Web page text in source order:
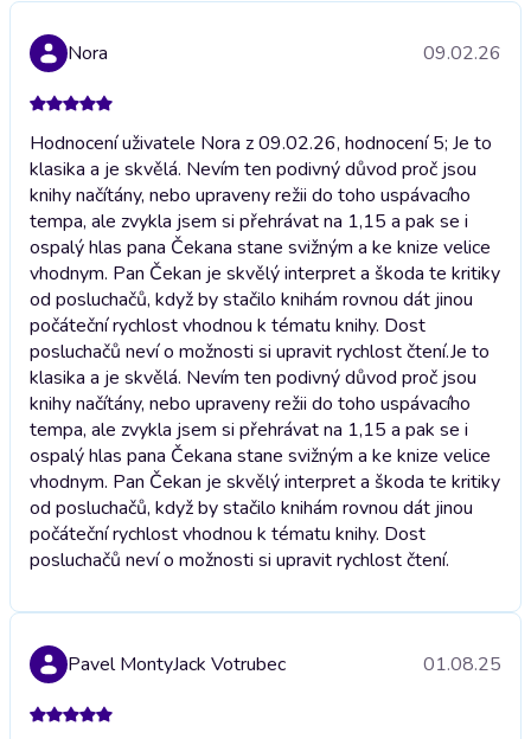
Nora 09.02.26
Hodnocení uživatele Nora z 09.02.26, hodnocení 5; Je to
klasika a je skvělá. Nevím ten podivný důvod proč jsou
knihy načítány, nebo upraveny režii do toho uspávacího
tempa, ale zvykla jsem si přehrávat na 1,15 a pak se i
ospalý hlas pana Čekana stane svižným a ke knize velice
vhodnym. Pan Čekan je skvělý interpret a škoda te kritiky
od posluchačů, když by stačilo knihám rovnou dát jinou
počáteční rychlost vhodnou k tématu knihy. Dost
posluchačů neví o možnosti si upravit rychlost čtení.Je to
klasika a je skvělá. Nevím ten podivný důvod proč jsou
knihy načítány, nebo upraveny režii do toho uspávacího
tempa, ale zvykla jsem si přehrávat na 1,15 a pak se i
ospalý hlas pana Čekana stane svižným a ke knize velice
vhodnym. Pan Čekan je skvělý interpret a škoda te kritiky
od posluchačů, když by stačilo knihám rovnou dát jinou
počáteční rychlost vhodnou k tématu knihy. Dost
posluchačů neví o možnosti si upravit rychlost čtení.
Pavel MontyJack Votrubec 01.08.25